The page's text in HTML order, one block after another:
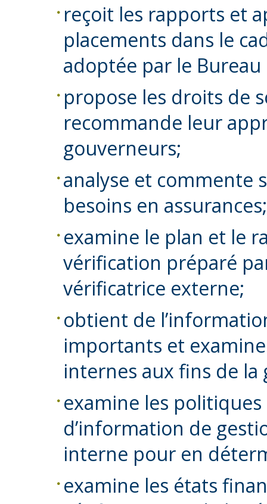
reçoit les rapports et
placements dans le
adoptée par le
propose les droits de
recommande leur
gouverneurs;
analyse et commente
besoins en assurances;
examine le plan et le
vérification préparé
vérificatrice externe;
obtient de
importants et
internes aux fins de la
examine les
d’information de
interne pour en
examine les états